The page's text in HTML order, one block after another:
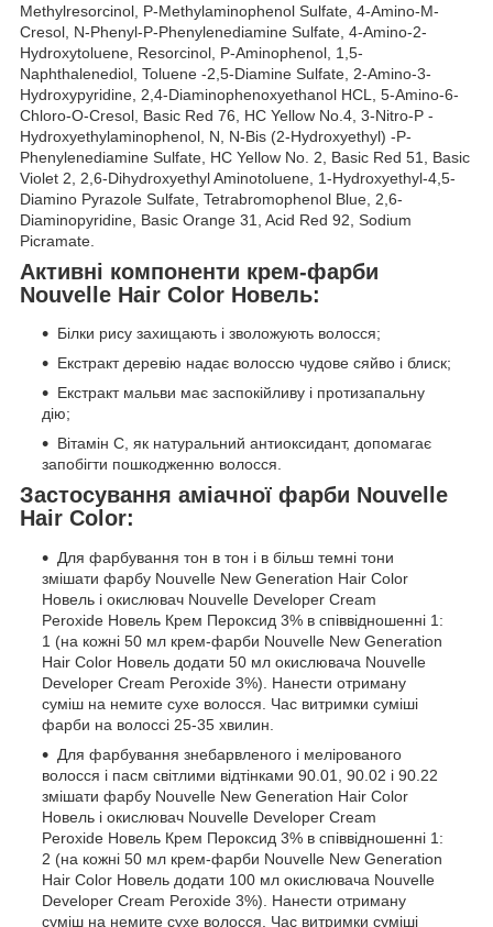
Methylresorcinol, P-Methylaminophenol Sulfate, 4-Amino-M-
Cresol, N-Phenyl-P-Phenylenediamine Sulfate, 4-Amino-2-
Hydroxytoluene, Resorcinol, P-Aminophenol, 1,5-
Naphthalenediol, Toluene -2,5-Diamine Sulfate, 2-Amino-3-
Hydroxypyridine, 2,4-Diaminophenoxyethanol HCL, 5-Amino-6-
Chloro-O-Cresol, Basic Red 76, HC Yellow No.4, 3-Nitro-P -
Hydroxyethylaminophenol, N, N-Bis (2-Hydroxyethyl) -P-
Phenylenediamine Sulfate, HC Yellow No. 2, Basic Red 51, Basic
Violet 2, 2,6-Dihydroxyethyl Aminotoluene, 1-Hydroxyethyl-4,5-
Diamino Pyrazole Sulfate, Tetrabromophenol Blue, 2,6-
Diaminopyridine, Basic Orange 31, Acid Red 92, Sodium
Picramate.
Активні компоненти крем-фарби
Nouvelle Hair Color Новель:
Білки рису захищають і зволожують волосся;
Екстракт деревію надає волоссю чудове сяйво і блиск;
Екстракт мальви має заспокійливу і протизапальну
дію;
Вітамін С, як натуральний антиоксидант, допомагає
запобігти пошкодженню волосся.
Застосування аміачної фарби Nouvelle
Hair Color:
Для фарбування тон в тон і в більш темні тони
змішати фарбу Nouvelle New Generation Hair Color
Новель і окислювач Nouvelle Developer Cream
Peroxide Новель Крем Пероксид 3% в співвідношенні 1:
1 (на кожні 50 мл крем-фарби Nouvelle New Generation
Hair Color Новель додати 50 мл окислювача Nouvelle
Developer Cream Peroxide 3%). Нанести отриману
суміш на немите сухе волосся. Час витримки суміші
фарби на волоссі 25-35 хвилин.
Для фарбування знебарвленого і мелірованого
волосся і пасм світлими відтінками 90.01, 90.02 і 90.22
змішати фарбу Nouvelle New Generation Hair Color
Новель і окислювач Nouvelle Developer Cream
Peroxide Новель Крем Пероксид 3% в співвідношенні 1:
2 (на кожні 50 мл крем-фарби Nouvelle New Generation
Hair Color Новель додати 100 мл окислювача Nouvelle
Developer Cream Peroxide 3%). Нанести отриману
суміш на немите сухе волосся. Час витримки суміші